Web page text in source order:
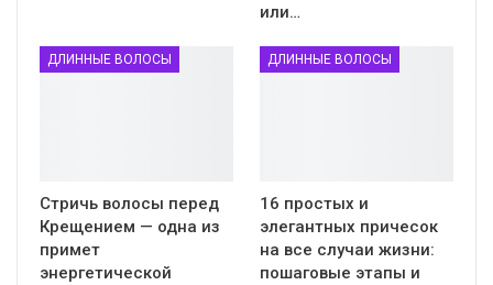
или…
ДЛИННЫЕ ВОЛОСЫ
Стричь волосы перед
Крещением — одна из
примет
энергетической
ДЛИННЫЕ ВОЛОСЫ
16 простых и
элегантных причесок
на все случаи жизни:
пошаговые этапы и